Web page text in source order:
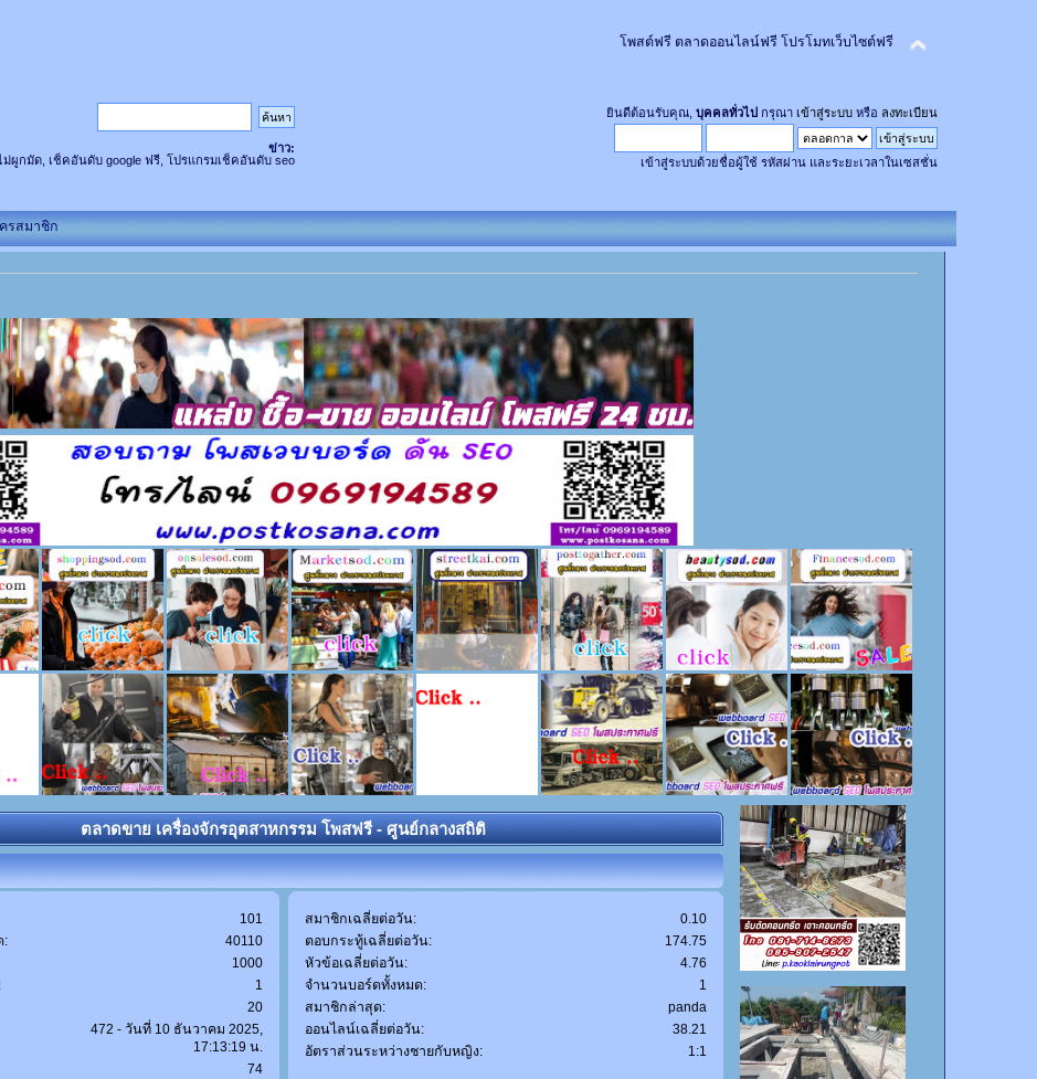
โพสต์ฟรี ตลาดออนไลน์ฟรี โปรโมทเว็บไซต์ฟรี
ยินดีต้อนรับคุณ, บุคคลทั่วไป กรุณา เข้าสู่ระบบหรือ ลงทะเบียน
เข้าสู่ระบบด้วยชื่อผู้ใช้ รหัสผ่าน และระยะเวลาในเซสชั่น
ข่าว:
ม่ผูกมัด, เช็คอันดับ google ฟรี, โปรแกรมเช็คอันดับ seo
รสมาชิก
ตลาดขาย เครื่องจักรอุตสาหกรรม โพสฟรี - ศูนย์กลางสถิติ
101
:
40110
1000
1
20
472 - วันที่ 10 ธันวาคม 2025,
17:13:19 น.
74
สมาชิกเฉลี่ยต่อวัน:
0.10
ตอบกระทู้เฉลี่ยต่อวัน:
174.75
หัวข้อเฉลี่ยต่อวัน:
4.76
จำนวนบอร์ดทั้งหมด:
1
สมาชิกล่าสุด:
panda
ออนไลน์เฉลี่ยต่อวัน:
38.21
อัตราส่วนระหว่างชายกับหญิง:
1:1